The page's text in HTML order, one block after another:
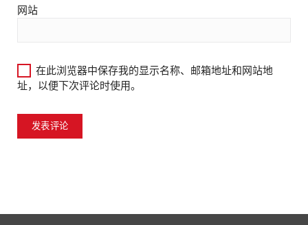
网站
在此浏览器中保存我的显示名称、邮箱地址和网站地
址，以便下次评论时使用。